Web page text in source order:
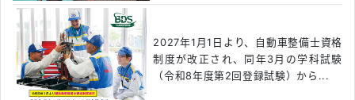
2027年1月1日より、自動車整備士資格
制度が改正され、同年3月の学科試験
（令和8年度第2回登録試験）から...